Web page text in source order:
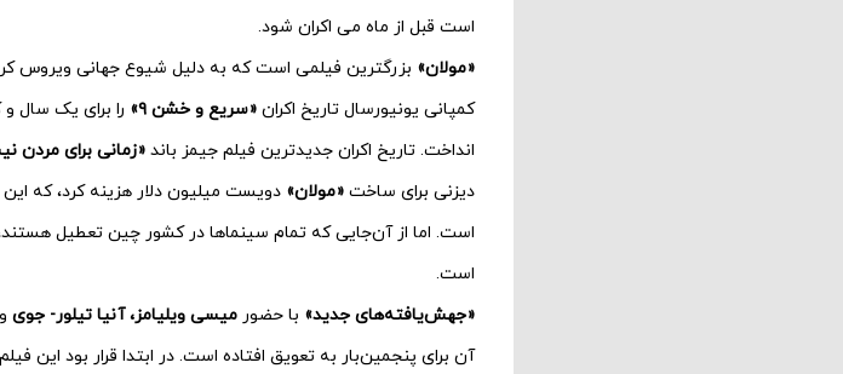
است قبل از ماه می اکران شود.
«مولان» بزرگترین فیلمی است که به دلیل شیوع جهانی ویروس
کمپانی یونیورسال تاریخ اکران «سریع و خشن ۹» را برای یک سال و
انداخت. تاریخ اکران جدیدترین فیلم جیمز باند «زمانی برای مردن
دیزنی برای ساخت «مولان» دویست میلیون دلار هزینه کرد، که
است. اما از آن‌جایی که تمام سینماها در کشور چین تعطیل
است.
«جهش‌یافته‌های جدید» با حضور میسی ویلیامز، آنیا تیلور- جوی و
آن برای پنجمین‌بار به تعویق افتاده است. در ابتدا قرار بود این فیلم در سال ۲۰۱۸